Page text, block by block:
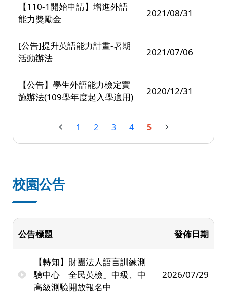
【110-1開始申請】增進外語
能力獎勵金
2021/08/31
[公告]提升英語能力計畫-暑期
活動辦法
2021/07/06
【公告】學生外語能力檢定實
施辦法(109學年度起入學適用)
2020/12/31
1 2 3 4 5
校園公告
公告標題 發佈日期
【轉知】財團法人語言訓練測
驗中心「全民英檢」中級、中
高級測驗開放報名中
2026/07/29